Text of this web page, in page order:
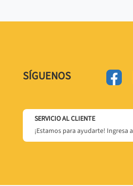
SÍGUENOS
SERVICIO AL CLIENTE
¡Estamos para ayudarte! Ingresa a